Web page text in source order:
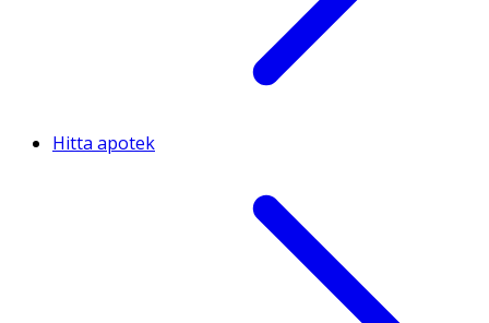
Hitta apotek